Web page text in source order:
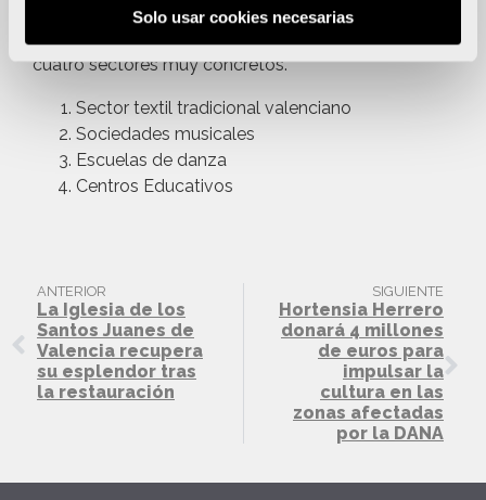
Solo usar cookies necesarias
plan de ayudas de Hortensia Herrero, que asciende a
cuatro sectores muy concretos.
Sector textil tradicional valenciano
Sociedades musicales
Escuelas de danza
Centros Educativos
SIGUIENTE
Hortensia Herrero
donará 4 millones
de euros para
impulsar la
cultura en las
zonas afectadas
por la DANA
ANTERIOR
La Iglesia de los
Santos Juanes de
Valencia recupera
su esplendor tras
la restauración